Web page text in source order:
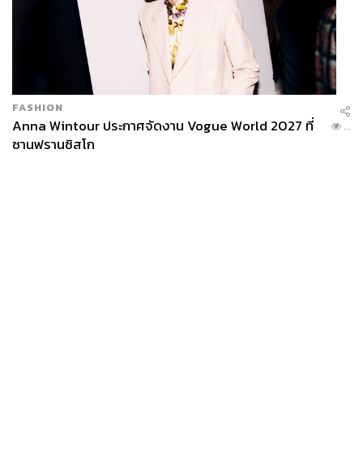
FASHION
Anna Wintour ประกาศจัดงาน Vogue World 2027 ที่
ซานฟรานซิสโก
...